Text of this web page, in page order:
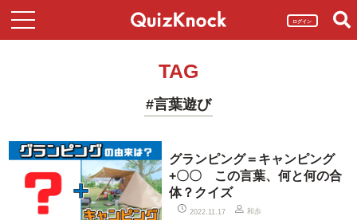
ログイン
TAG
#言葉遊び
グランピング＝キャンピング
+〇〇 この言葉、何と何の合
体？クイズ
2022.11.17 和歩